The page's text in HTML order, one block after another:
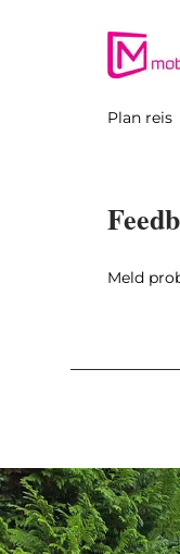
Plan reis
Meld